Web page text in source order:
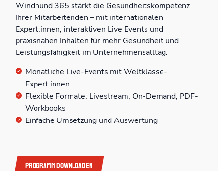
Windhund 365 stärkt die Gesundheitskompetenz
Ihrer Mitarbeitenden – mit internationalen
Expert:innen, interaktiven Live Events und
praxisnahen Inhalten für mehr Gesundheit und
Leistungsfähigkeit im Unternehmensalltag.
Monatliche Live-Events mit Weltklasse-
Expert:innen
Flexible Formate: Livestream, On-Demand, PDF-
Workbooks
Einfache Umsetzung und Auswertung
Programm downloaden